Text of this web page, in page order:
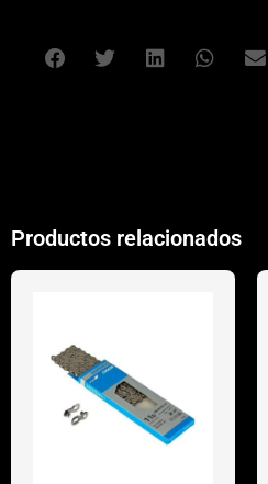
Productos relacionados